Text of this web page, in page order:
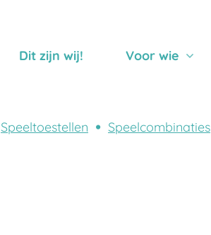
Dit zijn wij! Voor wie
Speeltoestellen Speelcombinaties